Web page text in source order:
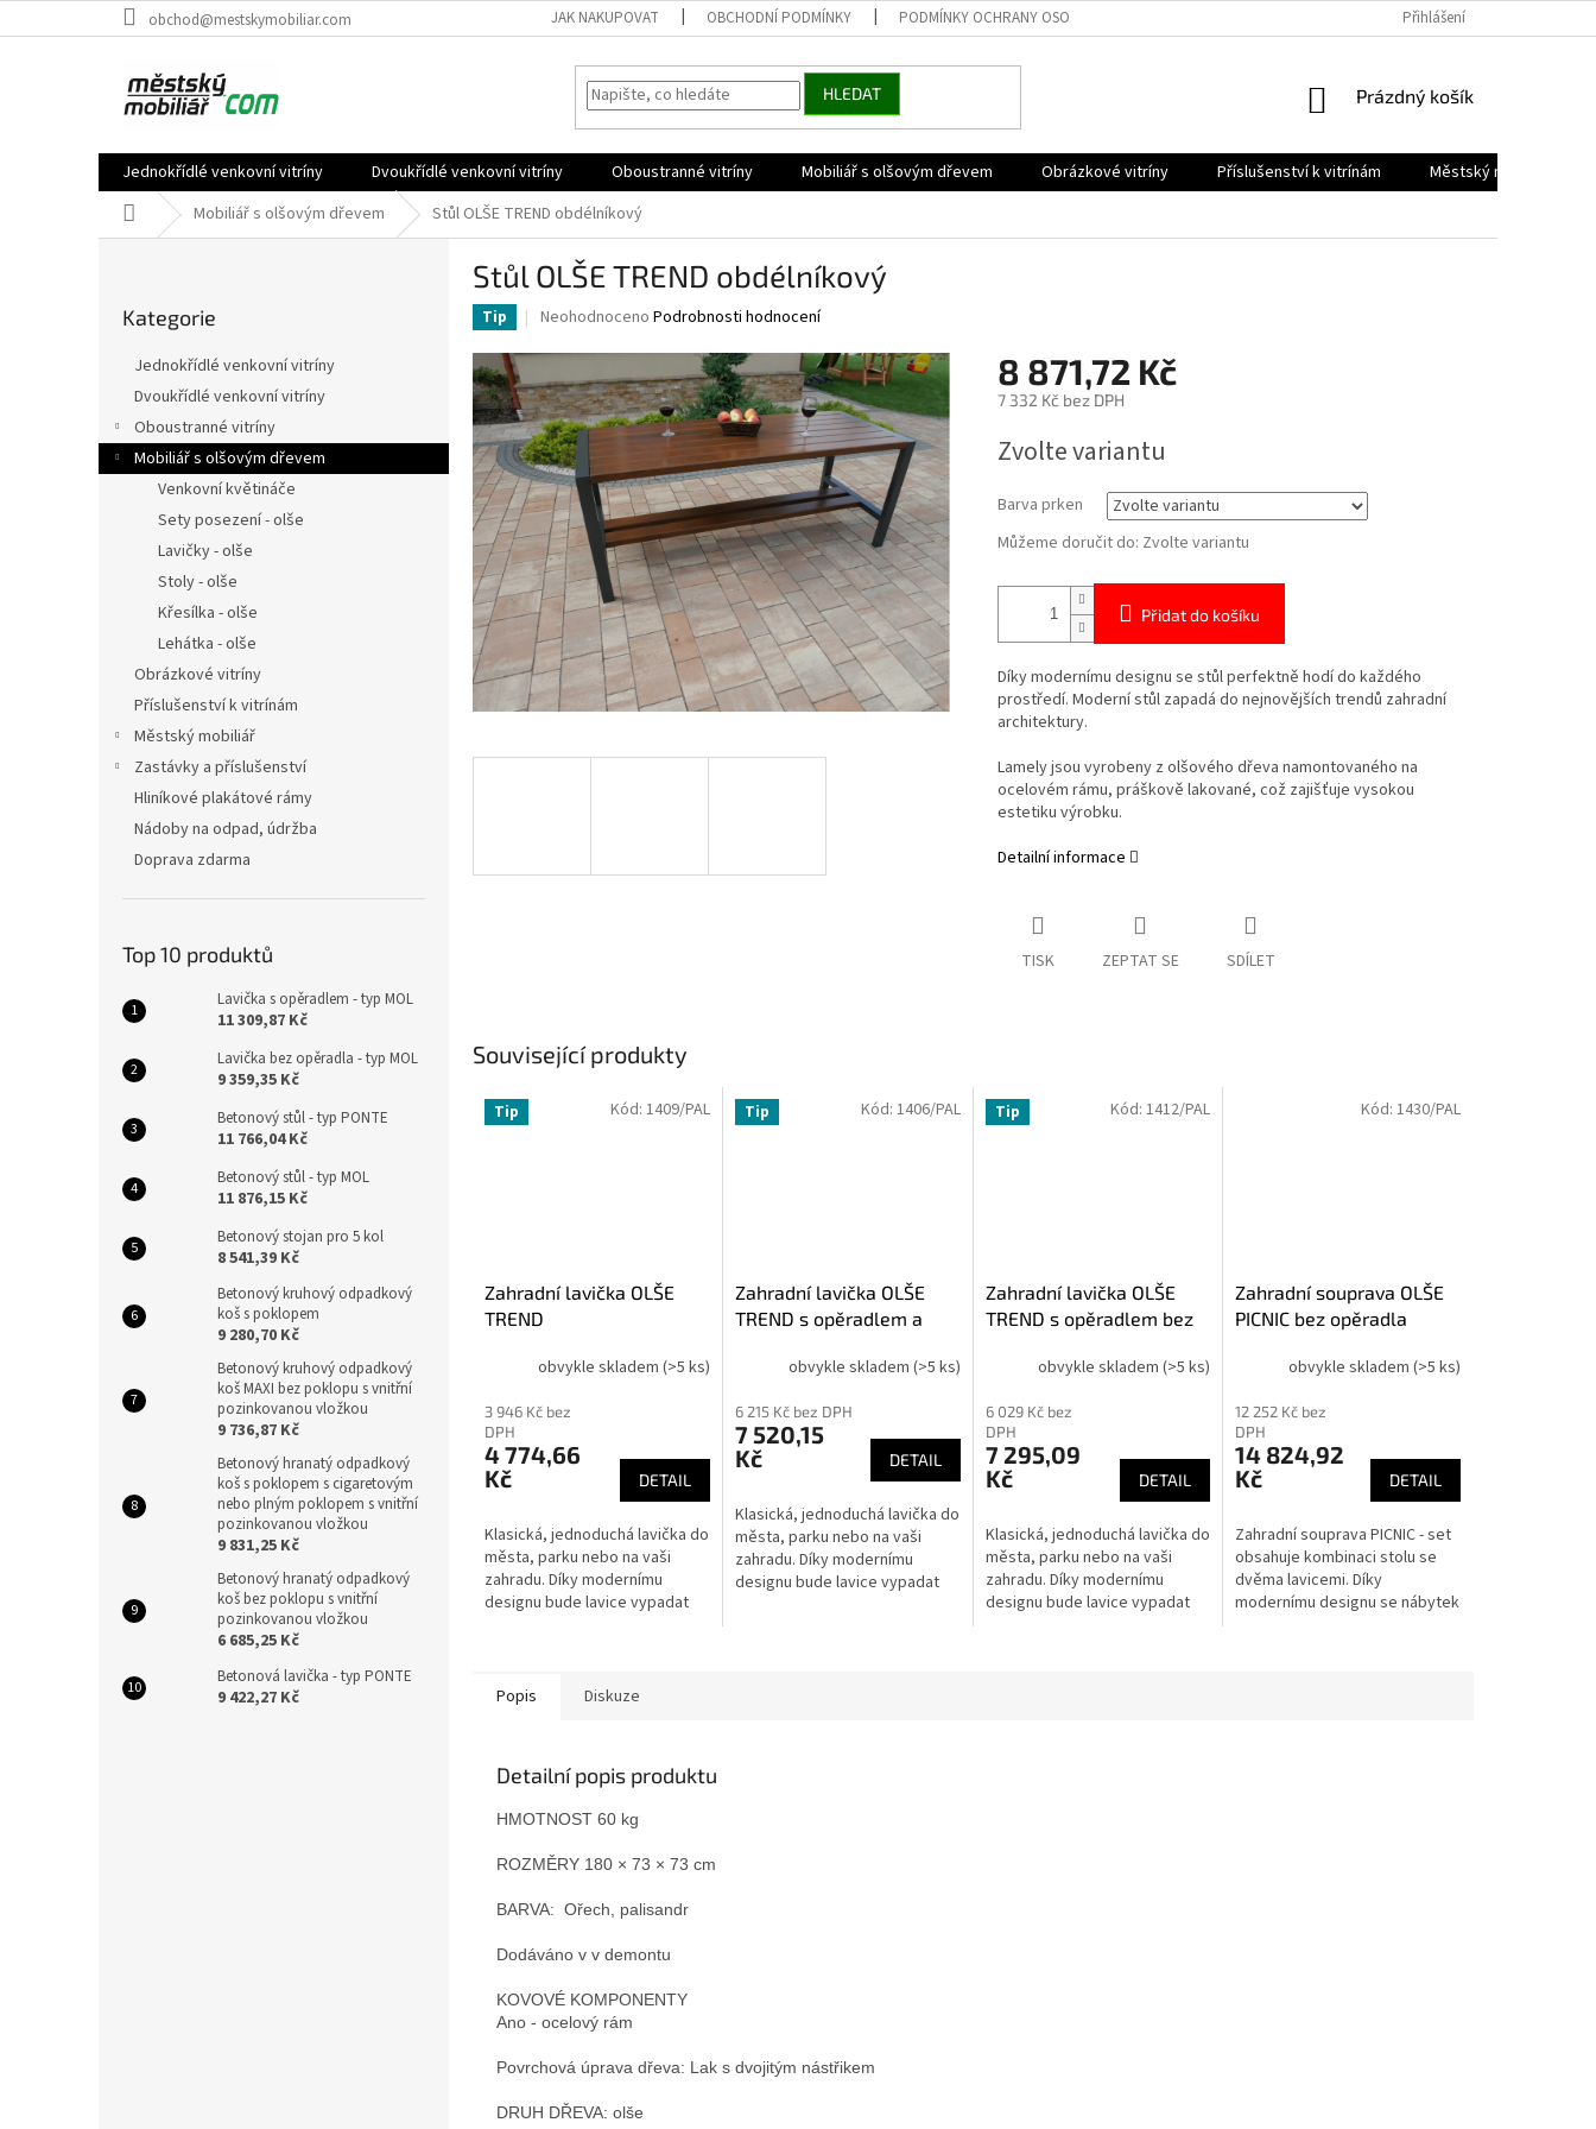
na
obchod@mestskymobiliar.com JAK NAKUPOVAT OBCHODNÍ PODMÍNKY PODMÍNKY OCHRANY OSOBNÍCH ÚDAJŮ Přihlášení
HLEDAT
NÁKUPNÍ
Prázdný košík
Jednokřídlé venkovní vitríny Dvoukřídlé venkovní vitríny Oboustranné vitríny Mobiliář s olšovým dřevem Obrázkové vitríny Příslušenství k vitrínám
Městský mobiliář
Domů Mobiliář s olšovým dřevem Stůl OLŠE TREND obdélníkový
kategorie
Kategorie
Jednokřídlé venkovní vitríny
Dvoukřídlé venkovní vitríny
Oboustranné vitríny
Mobiliář s olšovým dřevem
Venkovní květináče
Sety posezení - olše
Lavičky - olše
Stoly - olše
Křesílka - olše
Lehátka - olše
Obrázkové vitríny
Příslušenství k vitrínám
Městský mobiliář
Zastávky a příslušenství
Hliníkové plakátové rámy
Nádoby na odpad, údržba
Doprava zdarma
Top 10 produktů
Lavička s opěradlem - typ MOL
11 309,87 Kč
Lavička bez opěradla - typ MOL
9 359,35 Kč
Betonový stůl - typ PONTE
11 766,04 Kč
Betonový stůl - typ MOL
11 876,15 Kč
Betonový stojan pro 5 kol
8 541,39 Kč
Betonový kruhový odpadkový
koš s poklopem
9 280,70 Kč
Betonový kruhový odpadkový
koš MAXI bez poklopu s vnitřní
pozinkovanou vložkou
9 736,87 Kč
Betonový hranatý odpadkový
koš s poklopem s cigaretovým
nebo plným poklopem s vnitřní
pozinkovanou vložkou
9 831,25 Kč
Betonový hranatý odpadkový
koš bez poklopu s vnitřní
pozinkovanou vložkou
6 685,25 Kč
Betonová lavička - typ PONTE
9 422,27 Kč
Stůl OLŠE TREND obdélníkový
Tip
Průměrné
produktu
je
0,0
z
5
hvězdiček.
Neohodnoceno Podrobnosti hodnocení
8 871,72 Kč
7 332 Kč bez DPH
cena:
Zvolte variantu
Barva prken
Můžeme doručit do: Zvolte variantu
Přidat do košíku
Díky modernímu designu se stůl perfektně hodí do každého
prostředí. Moderní stůl zapadá do nejnovějších trendů zahradní
architektury.
Lamely jsou vyrobeny z olšového dřeva namontovaného na
ocelovém rámu, práškově lakované, což zajišťuje vysokou
estetiku výrobku.
Detailní informace
TISK ZEPTAT SE SDÍLET
Související produkty
Tip
Zahradní lavička OLŠE
TREND
obvykle skladem (>5 ks)
3 946 Kč bez
DPH
4 774,66
Kč
DETAIL
Klasická, jednoduchá lavička do
města, parku nebo na vaši
zahradu. Díky modernímu
designu bude lavice vypadat
Kód: 1409/PAL Tip
Zahradní lavička OLŠE
TREND s opěradlem a
obvykle skladem (>5 ks)
6 215 Kč bez DPH
7 520,15
Kč
DETAIL
Klasická, jednoduchá lavička do
města, parku nebo na vaši
zahradu. Díky modernímu
designu bude lavice vypadat
Kód: 1406/PAL Tip
Zahradní lavička OLŠE
TREND s opěradlem bez
obvykle skladem(>5 ks)
6 029 Kč bez
DPH
7 295,09
Kč
DETAIL
Klasická, jednoduchá lavička do
města, parku nebo na vaši
zahradu. Díky modernímu
designu bude lavice vypadat
Kód:1412/PAL
Zahradní souprava OLŠE
PICNIC bez opěradla
obvykle skladem (>5 ks)
12 252 Kč bez
DPH
14 824,92
Kč
DETAIL
Zahradní souprava PICNIC - set
obsahuje kombinaci stolu se
dvěma lavicemi. Díky
modernímu designu se nábytek
Kód: 1430/PAL
Popis Diskuze
Detailní popis produktu
HMOTNOST 60 kg
ROZMĚRY 180 × 73 × 73 cm
BARVA:  Ořech, palisandr
Dodáváno v v demontu
KOVOVÉ KOMPONENTY
Ano - ocelový rám
Povrchová úprava dřeva: Lak s dvojitým nástřikem
DRUH DŘEVA: olše